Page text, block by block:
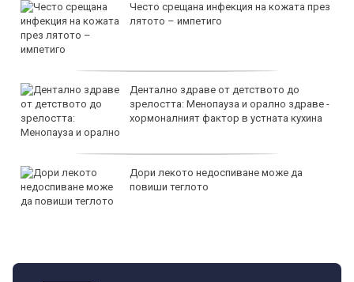
Често срещана инфекция на кожата през
лятото – импетиго
Дентално здраве от детството до
зрелостта: Менопауза и орално здраве -
хормоналният фактор в устната кухина
Дори лекото недоспиване може да
повиши теглото